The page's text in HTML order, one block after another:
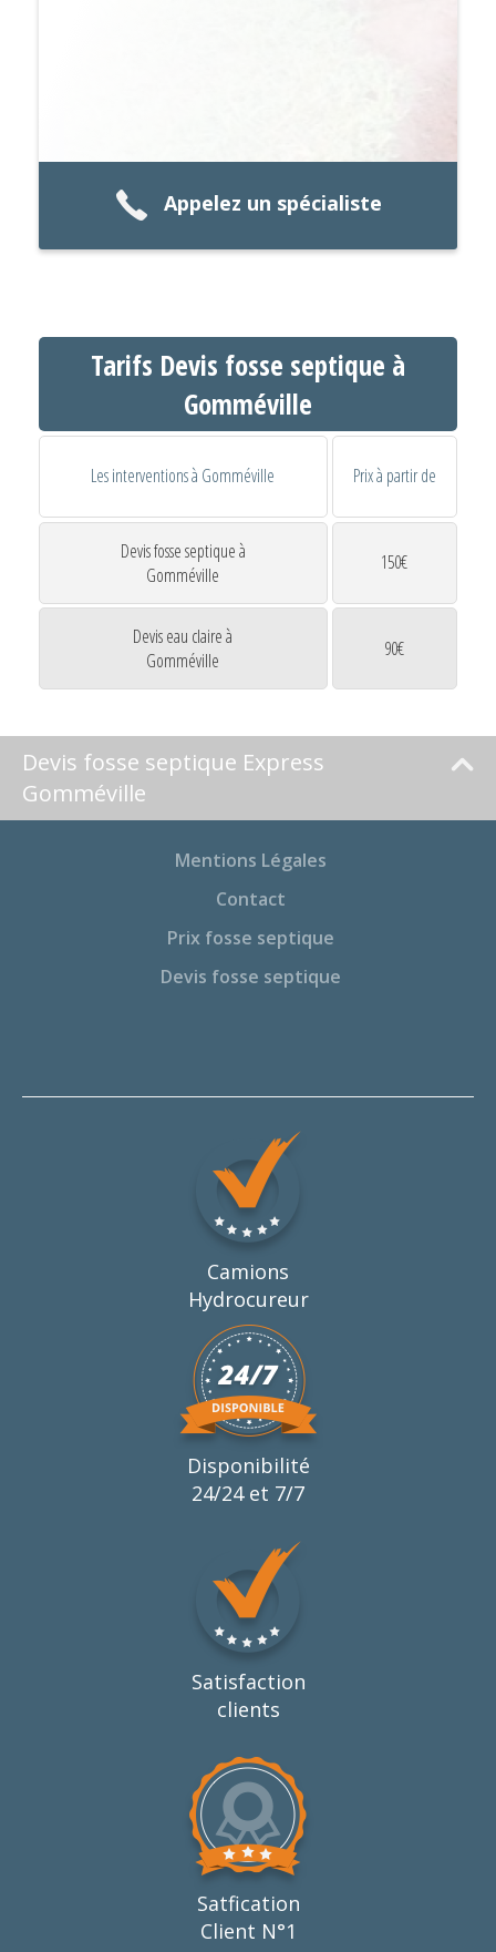
Appelez un spécialiste
Tarifs Devis fosse septique à
Gomméville
Les interventions à Gomméville Prix à partir de
Devis fosse septique à
Gomméville
150€
Devis eau claire à
Gomméville
90€
Devis fosse septique Express
Gomméville
Mentions Légales
Contact
Prix fosse septique
Devis fosse septique
Camions
Hydrocureur
Disponibilité
24/24 et 7/7
Satisfaction
clients
Satfication
Client N°1